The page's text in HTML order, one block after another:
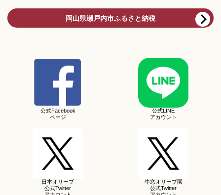
岡山県瀬戸内市ふるさと納税
公式Facebook
ページ
公式LINE
アカウント
日本オリーブ
公式Twitter
牛窓オリーブ園
公式Twitter